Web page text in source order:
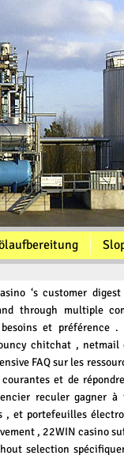
‘s customer
through multiple
et préférence .
chitchat , netmail
FAQ sur les
et de
reculer gagner à
, et portefeuilles
, 22WIN casino
selection